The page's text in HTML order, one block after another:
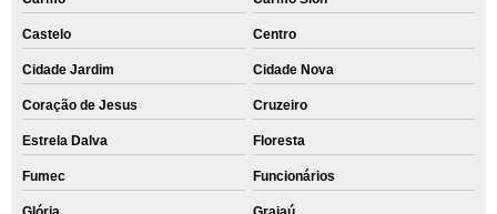
Castelo Centro
Cidade Jardim Cidade Nova
Coração de Jesus Cruzeiro
Estrela Dalva Floresta
Fumec Funcionários